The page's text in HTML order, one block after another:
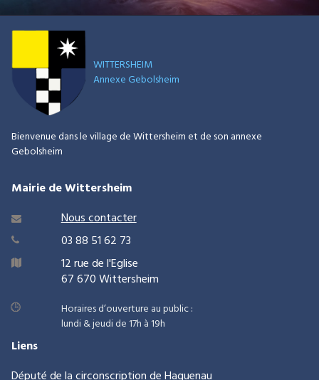
WITTERSHEIM
Annexe Gebolsheim
Bienvenue dans le village de Wittersheim et de son annexe
Gebolsheim
Mairie de Wittersheim
 Nous contacter
 03 88 51 62 73
12 rue de l'Eglise
67 670 Wittersheim
Horaires d’ouverture au public :
lundi & jeudi de 17h à 19h
Liens